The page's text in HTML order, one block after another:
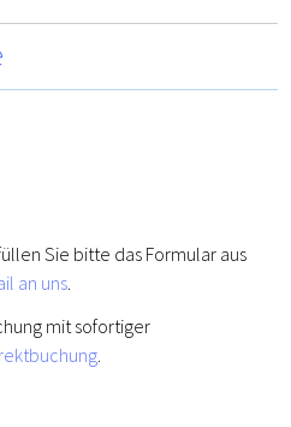
Sie bitte das Formular aus
an uns.
mit sofortiger
.